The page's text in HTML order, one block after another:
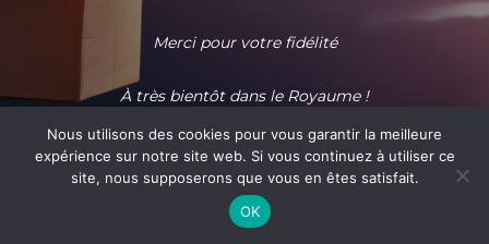
Merci pour votre fidélité
À très bientôt dans le Royaume !
Nous utilisons des cookies pour vous garantir la meilleure
expérience sur notre site web. Si vous continuez à utiliser ce
site, nous supposerons que vous en êtes satisfait.
OK